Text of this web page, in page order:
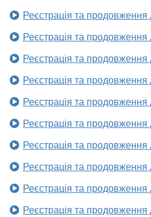
Реєстрація та продовження
Реєстрація та продовження
Реєстрація та продовження
Реєстрація та продовження
Реєстрація та продовження
Реєстрація та продовження
Реєстрація та продовження
Реєстрація та продовження
Реєстрація та продовження
Реєстрація та продовження